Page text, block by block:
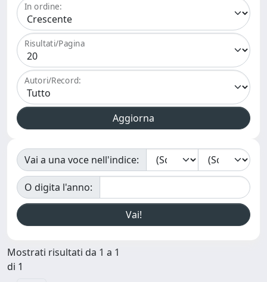
In ordine:
Risultati/Pagina
Autori/Record:
Vai a una voce nell'indice:
O digita l'anno:
Mostrati risultati da 1 a 1
di 1